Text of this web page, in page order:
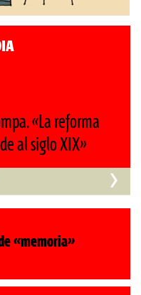
«La reforma
al siglo XIX»
›
«memoria»